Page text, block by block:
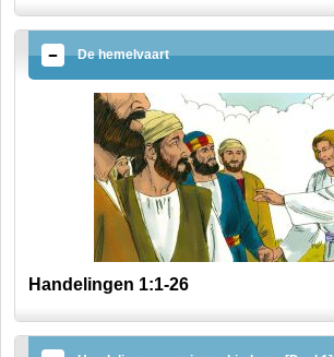
De hemelvaart
Handelingen 1:1-26